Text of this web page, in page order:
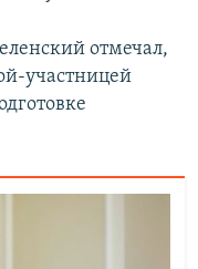
отмечал,
участницей